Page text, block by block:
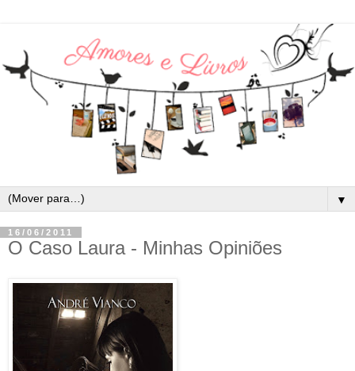
▼
16/06/2011
O Caso Laura - Minhas Opiniões